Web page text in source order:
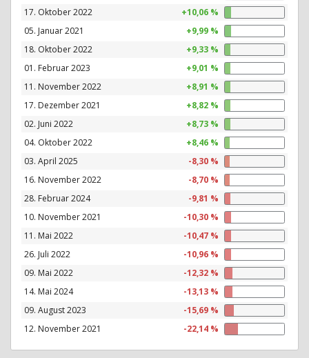
17. Oktober 2022
+10,06 %
05. Januar 2021
+9,99 %
18. Oktober 2022
+9,33 %
01. Februar 2023
+9,01 %
11. November 2022
+8,91 %
17. Dezember 2021
+8,82 %
02. Juni 2022
+8,73 %
04. Oktober 2022
+8,46 %
03. April 2025
-8,30 %
16. November 2022
-8,70 %
28. Februar 2024
-9,81 %
10. November 2021
-10,30 %
11. Mai 2022
-10,47 %
26. Juli 2022
-10,96 %
09. Mai 2022
-12,32 %
14. Mai 2024
-13,13 %
09. August 2023
-15,69 %
12. November 2021
-22,14 %